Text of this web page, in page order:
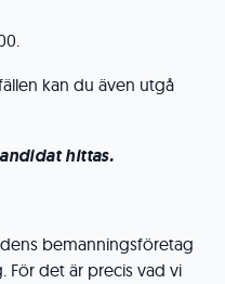
kan du även utgå
hittas.
bemanningsföretag
För det är precis vad vi